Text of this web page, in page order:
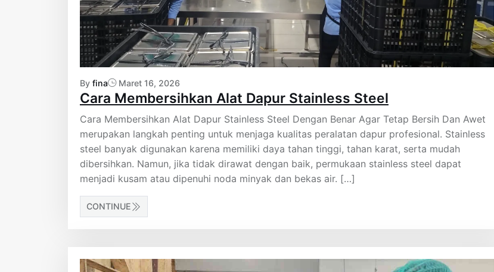
By fina Maret 16, 2026
Cara Membersihkan Alat Dapur Stainless Steel
Cara Membersihkan Alat Dapur Stainless Steel Dengan Benar Agar Tetap Bersih Dan Awet
merupakan langkah penting untuk menjaga kualitas peralatan dapur profesional. Stainless
steel banyak digunakan karena memiliki daya tahan tinggi, tahan karat, serta mudah
dibersihkan. Namun, jika tidak dirawat dengan baik, permukaan stainless steel dapat
menjadi kusam atau dipenuhi noda minyak dan bekas air. […]
CONTINUE